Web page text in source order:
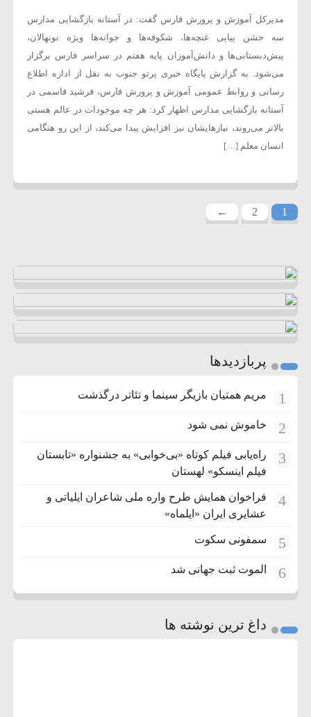
مدیرکل آموزش و پرورش فارس گفت: در آستانه بازگشایی مدارس
سه جشن پیاپی غنچه‌ها، شکوفه‌ها و جوانه‌ها ویژه نونهالان،
پیش‌دبستانی‌ها و دانش‌آموزان پایه هفتم در سراسر فارس برگزار
می‌شود. به گزارش پایگاه خبری پرتو جنوب به نقل از اداره اطلاع
رسانی و روابط عمومی آموزش و پرورش فارس، فرشید قاسمی در
آستانه بازگشایی مدارس اظهار کرد: هر چه موجودات در عالم هستی
بالاتر می‌روند، نیازهایشان نیز افزایش پیدا می‌کند، از این رو هنگامی
انسان معلم […]
1
2
←
پربازدیدها
1 مریم همتیان بازیگر سینما و تئاتر درگذشت
2 خاموش نمی شود
3
راه‌یابی فیلم کوتاه «بی‌خوابی» به جشنواره «تابستان
فیلم اینسکو» لهستان
4
فراخوان همایش طرح واره ملی شاعران ایلیاتی و
عشایری ایران «ایلماه»
5 سمفونی سکوت
6 الموت ثبت جهانی شد
داغ ترین نوشته ها